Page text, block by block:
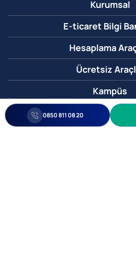
Kurumsal
E-ticaret Bilgi
Hesaplama
Ücretsiz
Kampüs
0850 811 08 20
0850 811 08 20